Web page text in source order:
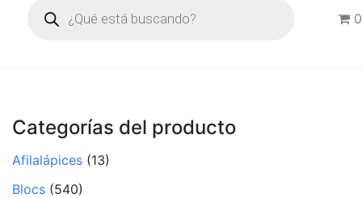
productos
0
Categorías del producto
Afilalápices (13)
Blocs (540)